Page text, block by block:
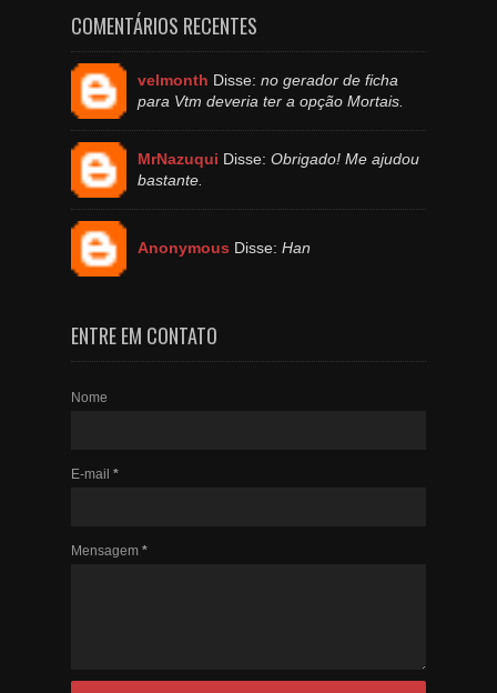
COMENTÁRIOS RECENTES
velmonth Disse: no gerador de ficha
para Vtm deveria ter a opção Mortais.
MrNazuqui Disse: Obrigado! Me ajudou
bastante.
Anonymous Disse: Han
ENTRE EM CONTATO
Nome
E-mail *
Mensagem *